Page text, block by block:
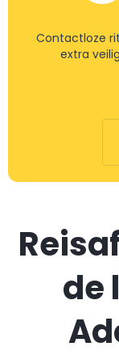
Contactloze
extra
de